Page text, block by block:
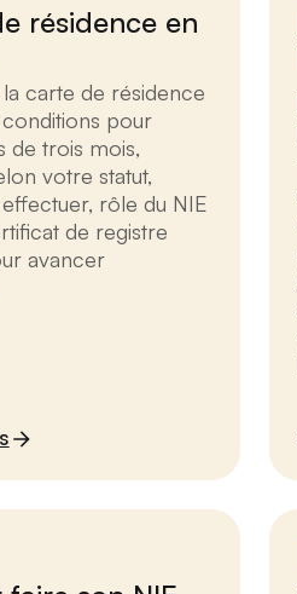
résidence en
carte de résidence
pour
de trois mois,
votre statut,
rôle du NIE
de registre
avancer